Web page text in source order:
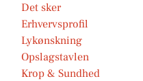
Det sker
Erhvervsprofil
Lykønskning
Opslagstavlen
Krop & Sundhed